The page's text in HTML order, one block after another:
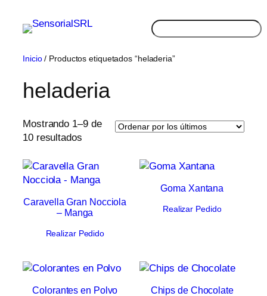
Buscar
Inicio/ Productos etiquetados “heladeria”
heladeria
Mostrando 1–9 de
10 resultadosOrdenado
los
últimos
Caravella Gran Nocciola
– Manga
Realizar Pedido
Goma Xantana
Realizar Pedido
Colorantes en Polvo Chips de Chocolate